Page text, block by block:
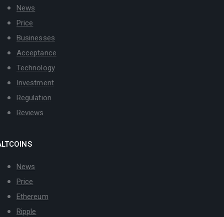
News
Price
Businesses
Acceptance
Technology
Investment
Regulation
Reviews
News
Price
Ethereum
Ripple